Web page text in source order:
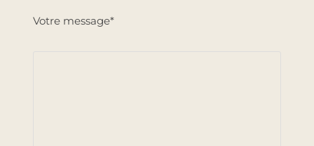
Votre message*